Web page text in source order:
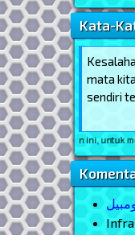
Kata-
mata
sendiri
Reloadhalaman ini, untuk